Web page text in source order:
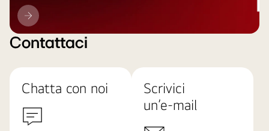
Aggiornamento
LG
Contattaci
Chatta con noi
Scrivici
un’e-mail